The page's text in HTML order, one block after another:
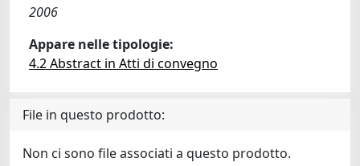
2006
Appare nelle tipologie:
4.2 Abstract in Atti di convegno
File in questo prodotto:
Non ci sono file associati a questo prodotto.